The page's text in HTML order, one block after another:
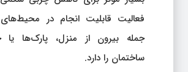
فعالیت قابلیت انجام در
جمله بیرون از منزل، پارک‌ها
ساختمان را دارد.